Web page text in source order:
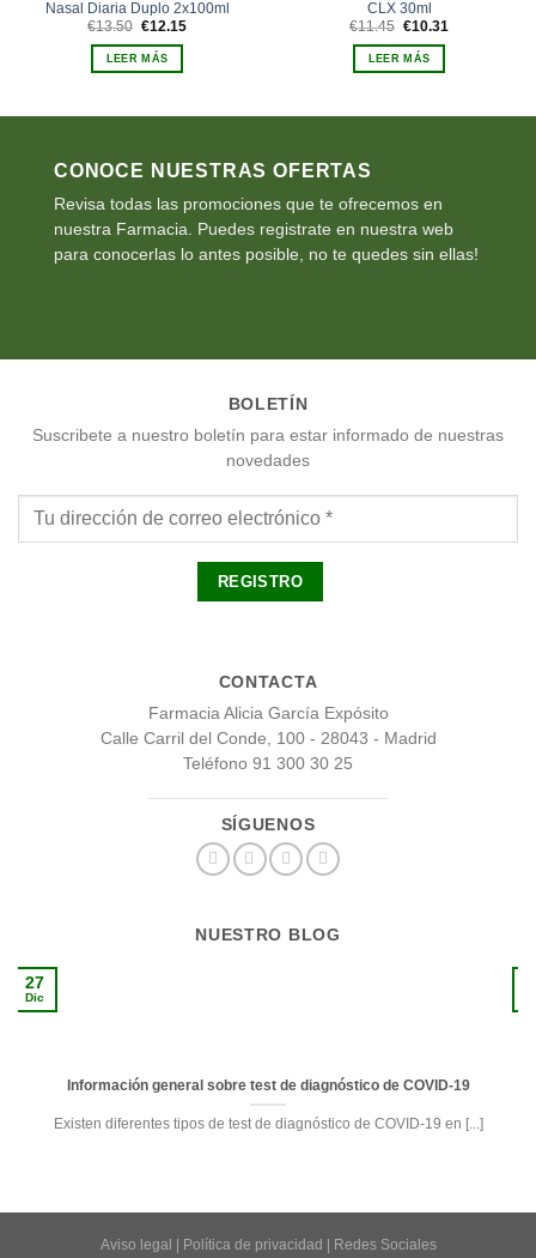
Nasal Diaria Duplo 2x100ml
€13.50 El
original
era:
€13.50.
€12.15El
LEER MÁS
CLX 30ml
€11.45 El
original
era:
€11.45.
€10.31
LEER MÁS
CONOCE NUESTRAS OFERTAS
Revisa todas las promociones que te ofrecemos en
nuestra Farmacia. Puedes registrate en nuestra web
para conocerlas lo antes posible, no te quedes sin ellas!
BOLETÍN
Suscribete a nuestro boletín para estar informado de nuestras
novedades
CONTACTA
Farmacia Alicia García Expósito
Calle Carril del Conde, 100 - 28043 - Madrid
Teléfono 91 300 30 25
SÍGUENOS
NUESTRO BLOG
Información general sobre test de diagnóstico de COVID-19
Existen diferentes tipos de test de diagnóstico de COVID-19 en [...]
27
Dic
Aviso legal | Política de privacidad | Redes Sociales